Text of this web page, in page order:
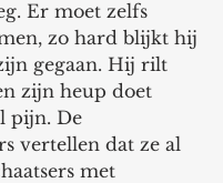
Er moet zelfs
zo hard blijkt hij
gegaan. Hij rilt
zijn heup doet
pijn. De
vertellen dat ze al
met